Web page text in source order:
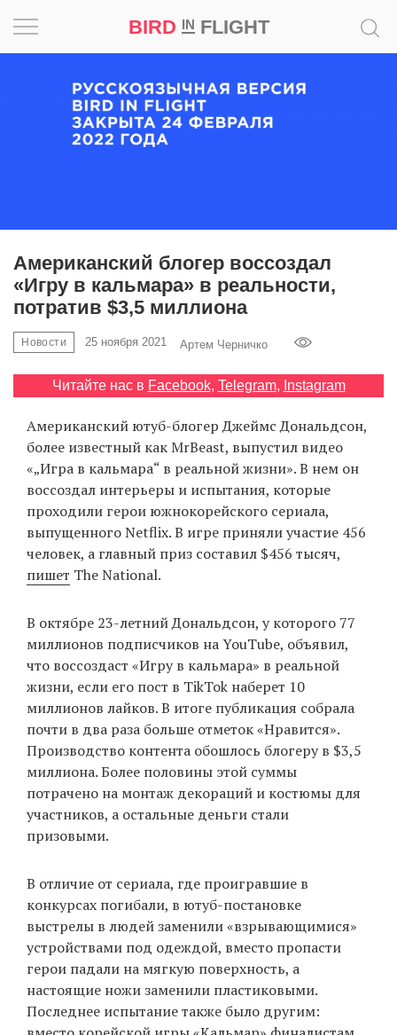
BIRD INFLIGHT
Американский блогер воссоздал
«Игру в кальмара» в реальности,
потратив $3,5 миллиона
Новости 25 ноября 2021 Артем Черничко
Читайте нас в Facebook, Telegram, Instagram
Американский ютуб-блогер Джеймс Дональдсон,
более известный как MrBeast, выпустил видео
«„Игра в кальмара“ в реальной жизни». В нем он
воссоздал интерьеры и испытания, которые
проходили герои южнокорейского сериала,
выпущенного Netflix. В игре приняли участие 456
человек, а главный приз составил $456 тысяч,
пишет The National.
В октябре 23-летний Дональдсон, у которого 77
миллионов подписчиков на YouTube, объявил,
что воссоздаст «Игру в кальмара» в реальной
жизни, если его пост в TikTok наберет 10
миллионов лайков. В итоге публикация собрала
почти в два раза больше отметок «Нравится».
Производство контента обошлось блогеру в $3,5
миллиона. Более половины этой суммы
потрачено на монтаж декораций и костюмы для
участников, а остальные деньги стали
призовыми.
В отличие от сериала, где проигравшие в
конкурсах погибали, в ютуб-постановке
выстрелы в людей заменили «взрывающимися»
устройствами под одеждой, вместо пропасти
герои падали на мягкую поверхность, а
настоящие ножи заменили пластиковыми.
Последнее испытание также было другим: